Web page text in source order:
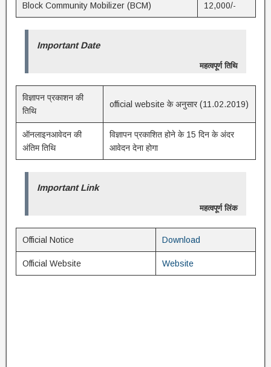
Block Community Mobilizer (BCM) 12,000/-
Important Date
महत्वपूर्ण तिथि
विज्ञापन प्रकाशन की
तिथि
official website के अनुसार (11.02.2019)
ऑनलाइनआवेदन की
अंतिम तिथि
विज्ञापन प्रकाशित होने के 15 दिन के अंदर
आवेदन देना होगा
Important Link
महत्वपूर्ण लिंक
Official Notice Download
Official Website Website